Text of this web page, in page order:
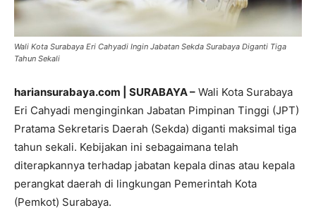
Wali Kota Surabaya Eri Cahyadi Ingin Jabatan Sekda Surabaya Diganti Tiga
Tahun Sekali
hariansurabaya.com | SURABAYA – Wali Kota Surabaya
Eri Cahyadi menginginkan Jabatan Pimpinan Tinggi (JPT)
Pratama Sekretaris Daerah (Sekda) diganti maksimal tiga
tahun sekali. Kebijakan ini sebagaimana telah
diterapkannya terhadap jabatan kepala dinas atau kepala
perangkat daerah di lingkungan Pemerintah Kota
(Pemkot) Surabaya.